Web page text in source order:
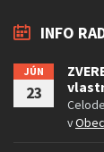
INFO
JÚN
23
v